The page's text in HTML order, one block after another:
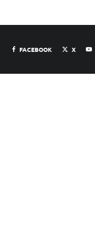
FACEBOOK X